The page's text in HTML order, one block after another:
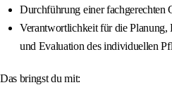
Durchführung einer fachgerechten
Verantwortlichkeit für die
und Evaluation des individuellen
Das bringst du mit: